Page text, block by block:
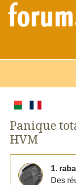
Panique
HVM
1.
Des